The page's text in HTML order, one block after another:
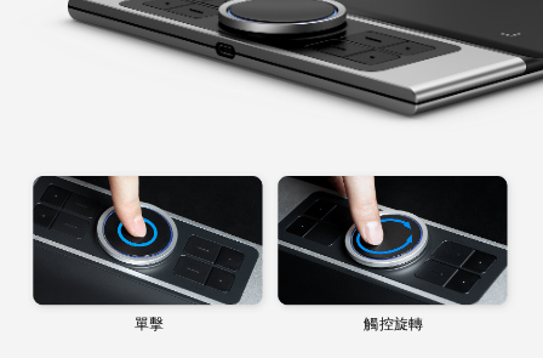
單擊 觸控旋轉